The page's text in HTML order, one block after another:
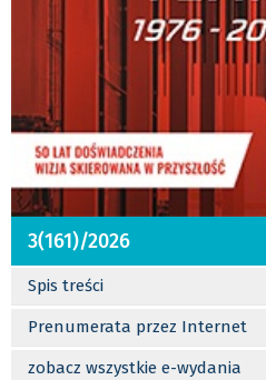
3(161)/2026
Spis treści
Prenumerata przez Internet
zobacz wszystkie e-wydania